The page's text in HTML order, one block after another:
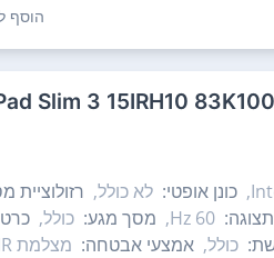
הוסף
כונן אופטי: לא כולל, רזולוציית
60 Hz, מסך מגע: כולל,
כולל, אמצעי אבטחה: מצלמת IR,